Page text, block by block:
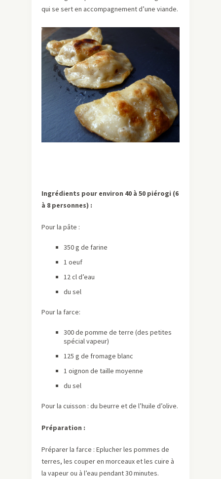
qui se sert en accompagnement d’une viande.
Ingrédients pour environ 40 à 50 piérogi (6
à 8 personnes) :
Pour la pâte :
350 g de farine
1 oeuf
12 cl d’eau
du sel
Pour la farce:
300 de pomme de terre (des petites
spécial vapeur)
125 g de fromage blanc
1 oignon de taille moyenne
du sel
Pour la cuisson : du beurre et de l’huile d’olive.
Préparation :
Préparer la farce : Eplucher les pommes de
terres, les couper en morceaux et les cuire à
la vapeur ou à l’eau pendant 30 minutes.